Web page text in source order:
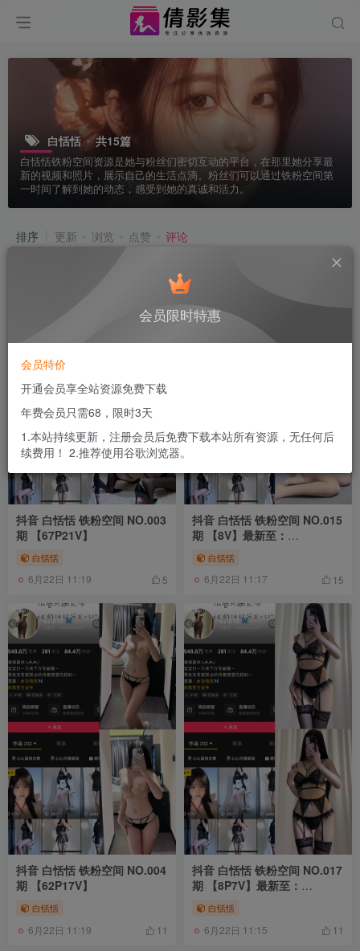
白恬恬 共15篇
白恬恬铁粉空间资源是她与粉丝们密切互动的平台，在那里她分享最
新的视频和照片，展示自己的生活点滴。粉丝们可以通过铁粉空间第
一时间了解到她的动态，感受到她的真诚和活力。
排序 更新 浏览 点赞 评论
抖音 白恬恬 铁粉空间 NO.003
期 【67P21V】
白恬恬
6月22日 11:19 5
抖音 白恬恬 铁粉空间 NO.015
期 【8V】最新至：
白恬恬
6月22日 11:17 15
抖音 白恬恬 铁粉空间 NO.004
期 【62P17V】
白恬恬
6月22日 11:19 11
抖音 白恬恬 铁粉空间 NO.017
期 【8P7V】最新至：
2025.2.19
白恬恬
6月22日 11:15 11
会员限时特惠
会员特价
开通会员享全站资源免费下载
年费会员只需68，限时3天
1.本站持续更新，注册会员后免费下载本站所有资源，无任何后
续费用！ 2.推荐使用谷歌浏览器。